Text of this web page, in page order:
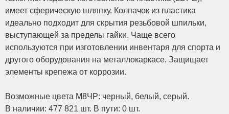
имеет сферическую шляпку. Колпачок из пластика
идеально подходит для скрытия резьбовой шпильки,
выступающей за пределы гайки. Чаще всего
используются при изготовлении инвентаря для спорта и
другого оборудования на металлокаркасе. Защищает
элементы крепежа от коррозии.
Возможные цвета М8ЧР: черный, белый, серый.
В наличии: 477 821 шт. В пути: 0 шт.